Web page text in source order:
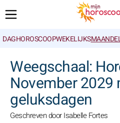
DAGHOROSCOOPWEKELIJKS
Weegschaal:
November 2029
geluksdagen
Geschreven door Isabelle Fortes